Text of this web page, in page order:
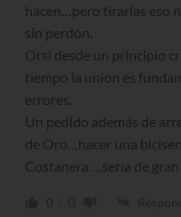
hacen…pero tirarlas eso
sin perdón.
Orsi desde un principio
tiempo la union es
errores.
Un pedido además de
de Oro…hacer una
Costanera …seria de